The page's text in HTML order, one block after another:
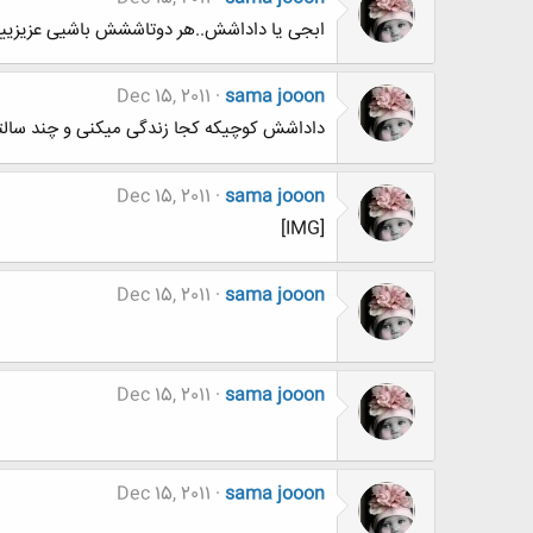
ابجی یا داداشش..هر دوتاششش باشیی
sama jooon
Dec 15, 2011
داداشش کوچیکه کجا زندگی میکنی و چند
sama jooon
Dec 15, 2011
[IMG]
sama jooon
Dec 15, 2011
sama jooon
Dec 15, 2011
sama jooon
Dec 15, 2011